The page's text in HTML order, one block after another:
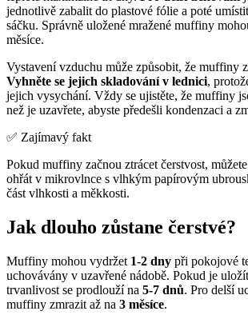
jednotlivě zabalit do plastové fólie a poté
sáčku. Správně uložené mražené muffiny
měsíce.
Vystavení vzduchu může způsobit, že muffiny
Vyhněte se jejich skladování v lednici,
jejich vysychání. Vždy se ujistěte, že muffiny
než je uzavřete, abyste předešli kondenzaci a
✅ Zajímavý fakt
Pokud muffiny začnou ztrácet čerstvost,
ohřát v mikrovlnce s vlhkým papírovým
část vlhkosti a měkkosti.
Jak dlouho zůstane čerstvé?
Muffiny mohou vydržet 1-2 dny při pokojové
uchovávány v uzavřené nádobě. Pokud je
trvanlivost se prodlouží na 5-7 dnů. Pro delší
muffiny zmrazit až na 3 měsíce.